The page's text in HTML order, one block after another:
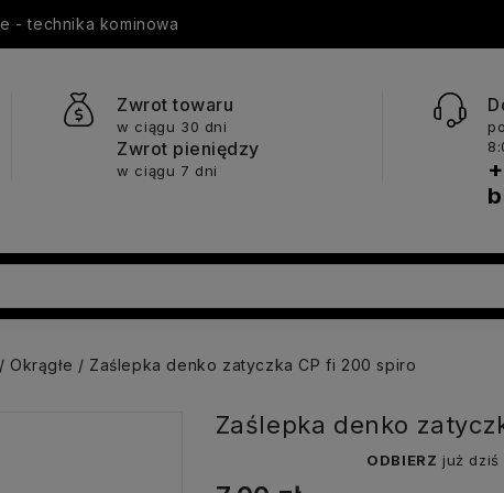
- technika kominowa
Zwrot towaru
w ciągu 30 dni
Zwrot pieniędzy
w ciągu 7 dni
Okrągłe Zaślepka denko zatyczka CP fi 200 spiro
Zaślepka denko
ODBIERZ już dziś